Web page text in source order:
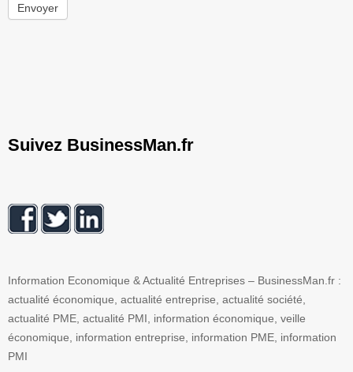
Envoyer
Suivez BusinessMan.fr
Information Economique & Actualité Entreprises – BusinessMan.fr :
actualité économique, actualité entreprise, actualité société,
actualité PME, actualité PMI, information économique, veille
économique, information entreprise, information PME, information
PMI